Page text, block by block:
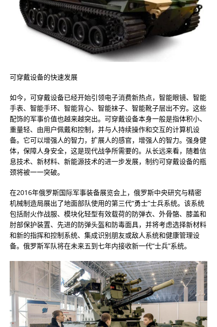
可穿戴设备的快速发展
如今，可穿戴设备已经开始引领电子消费新热点，智能眼镜、智能
手表、智能手环、智能背心、智能袜子、智能靴子层出不穷。这些
配饰的军事价值也越来越突出。可穿戴设备本身一般是指体积小、
重量轻、由用户佩戴和控制，并与人持续操作和交互的计算机设
备。它可以增强人的智力，扩展人的感官，增强人的智力。强身健
体，保障人身安全，这是现代战争所需要的。从长远来看，随着信
息技术、新材料、新能源技术的进一步发展，制约可穿戴设备的瓶
颈将被一一突破。
在2016年俄罗斯国际军事装备展览会上，俄罗斯中央研究与精密
机械制造局展出了地面部队使用的第三代“勇士”士兵系统。该系统
包括耐火作战服、模块化轻型有效载荷的防弹衣、外骨骼、膝盖和
肘部保护装置、先进的防弹头盔和防毒面具，并将考虑选择新材料
和新的指挥和控制系统、集成识别朋友或敌人系统和健康管理设
备。俄罗斯军队将在未来五到七年内接收新一代“士兵”系统。